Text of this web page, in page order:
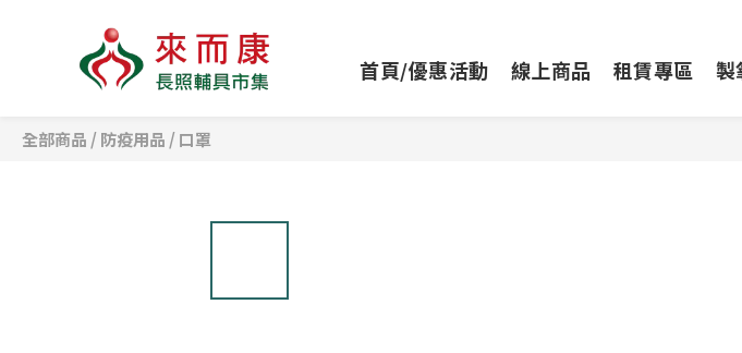
首頁/優惠活動 線上商品 租賃專區 製
全部商品 /防疫用品 /口罩